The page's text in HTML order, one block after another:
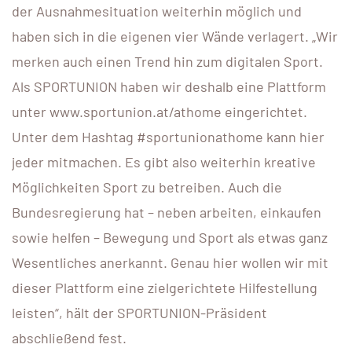
der Ausnahmesituation weiterhin möglich und
haben sich in die eigenen vier Wände verlagert. „Wir
merken auch einen Trend hin zum digitalen Sport.
Als SPORTUNION haben wir deshalb eine Plattform
unter www.sportunion.at/athome eingerichtet.
Unter dem Hashtag #sportunionathome kann hier
jeder mitmachen. Es gibt also weiterhin kreative
Möglichkeiten Sport zu betreiben. Auch die
Bundesregierung hat – neben arbeiten, einkaufen
sowie helfen – Bewegung und Sport als etwas ganz
Wesentliches anerkannt. Genau hier wollen wir mit
dieser Plattform eine zielgerichtete Hilfestellung
leisten“, hält der SPORTUNION-Präsident
abschließend fest.